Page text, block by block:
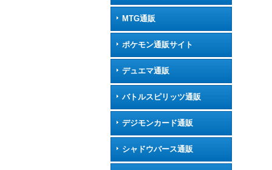
MTG通販
ポケモン通販サイト
デュエマ通販
バトルスピリッツ通販
デジモンカード通販
シャドウバース通販